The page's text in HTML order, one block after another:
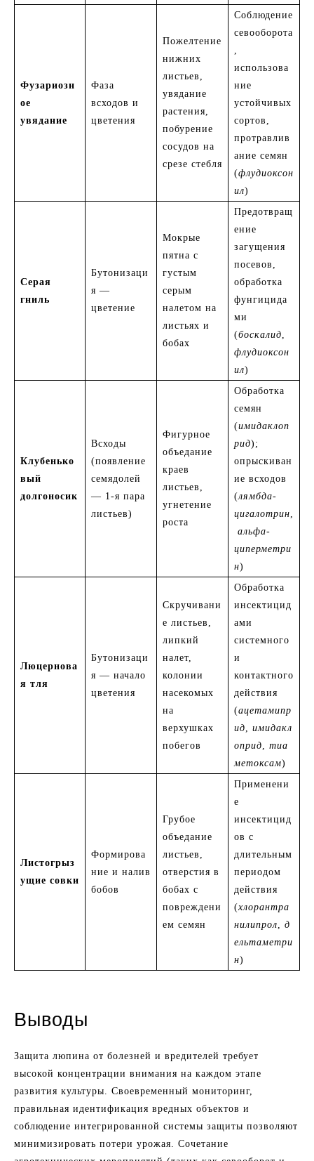
Фузариозн
ое
увядание
Фаза
всходов и
цветения
Пожелтение
нижних
листьев,
увядание
растения,
побурение
сосудов на
срезе стебля
Соблюдение
севооборота
использова
ние
устойчивых
сортов,
протравлив
ание семян
(флудиоксон
ил)
Серая
гниль
Бутонизаци
я —
цветение
Мокрые
пятна с
густым
серым
налетом на
листьях и
бобах
Предотвращ
ение
загущения
посевов,
обработка
фунгицида
ми
(боскалид
флудиоксон
ил)
Клубенько
вый
долгоносик
Всходы
(появление
семядолей
— 1-я пара
листьев)
Фигурное
объедание
краев
листьев,
угнетение
роста
Обработка
семян
(имидаклоп
рид);
опрыскиван
ие всходов
(лямбда-
цигалотрин
альфа-
циперметри
н)
Люцернова
я тля
Бутонизаци
я — начало
цветения
Скручивани
е листьев,
липкий
налет,
колонии
насекомых
на
верхушках
побегов
Обработка
инсектицид
ами
системного
и
контактного
действия
(ацетамипр
ид
имидакл
оприд
тиа
метоксам)
Листогрыз
ущие совки
Формирова
ние и налив
бобов
Грубое
объедание
листьев,
отверстия в
бобах с
повреждени
ем семян
Применени
е
инсектицид
ов с
длительным
периодом
действия
(хлорантра
нилипрол
д
ельтаметри
н)
Выводы
Защита люпина от болезней и вредителей требует
высокой концентрации внимания на каждом этапе
развития культуры. Своевременный мониторинг,
правильная идентификация вредных объектов и
соблюдение интегрированной системы защиты позволяют
минимизировать потери урожая. Сочетание